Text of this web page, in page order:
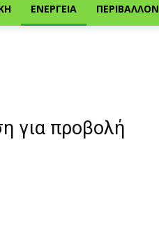
ΕΝΈΡΓΕΙΑ ΠΕΡΙΒΆΛΛΟΝ
για προβολή